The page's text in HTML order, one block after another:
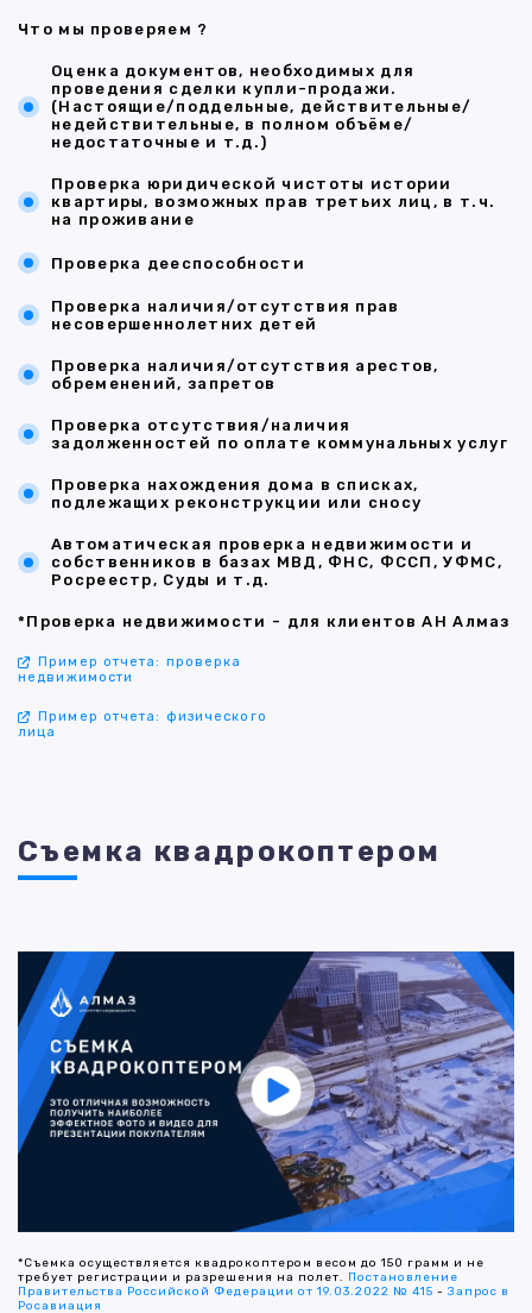
Что мы проверяем ?
Оценка документов, необходимых для
проведения сделки купли-продажи.
(Настоящие/поддельные, действительные/
недействительные, в полном объёме/
недостаточные и т.д.)
Проверка юридической чистоты истории
квартиры, возможных прав третьих лиц, в т.ч.
на проживание
Проверка дееспособности
Проверка наличия/отсутствия прав
несовершеннолетних детей
Проверка наличия/отсутствия арестов,
обременений, запретов
Проверка отсутствия/наличия
задолженностей по оплате коммунальных услуг
Проверка нахождения дома в списках,
подлежащих реконструкции или сносу
Автоматическая проверка недвижимости и
собственников в базах МВД, ФНС, ФССП, УФМС,
Росреестр, Суды и т.д.
*Проверка недвижимости - для клиентов АН Алмаз
Пример отчета: проверка
недвижимости
Пример отчета: физического
лица
Съемка квадрокоптером
*Съемка осуществляется квадрокоптером весом до 150 грамм и не
требует регистрации и разрешения на полет. Постановление
Правительства Российской Федерации от 19.03.2022 № 415 -Запрос в
Росавиация